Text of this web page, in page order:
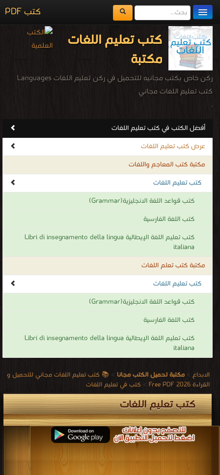
كتب PDF
مكتبة الكتب
المكتبات
يُقرأ حالياً
الفهرس
كتب تعليم اللغات
مكتبة
ركن خاص بكتب مجانيه للتحميل في ركن تعليم اللغات Languages
كتب تعليم اللغات مجاني
.
أفضل الكتب في كتب تعليم اللغات
عرض كتب تعليم اللغات
مكتبة كتب المعاجم واللغات
كتب تعليم اللغات
كتب قواعد اللغة الانجليزية(Grammar)
كتب اللغة الفارسية
كتب تعليم اللغة الإيطالية Libri di insegnamento della lingua
italiana
مكتبة كتب تعلم اللغات
كتب تعليم اللغات
كتب قواعد اللغة الانجليزية(Grammar)
كتب اللغة الفارسية
كتب تعليم اللغة الإيطالية Libri di insegnamento della lingua
italiana
الابداع > مكتبة تحميل الكتب مجانا > 📚 كتب تعليم اللغات مجاني للتحميل و
القراءة 2026 Free PDF
> كتب في تعليم اللغات
كتب تعليم اللغات